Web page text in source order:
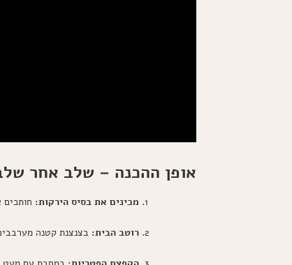
אופן ההכנה – שלב אחר
מכינים את בסיס הירקות:
רוטב הבית: בצנצנת קטנה